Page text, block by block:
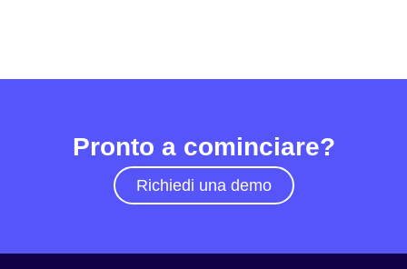
Telecomunicazioni
Settore pubblico
Pronto a cominciare?
Richiedi una demo